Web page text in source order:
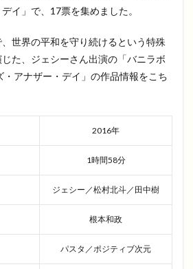
イ」で、17票を集めました。
世界の平和を守り続けるという特殊
た、ジェシーさん出演の「バニラボ
・アナザー・デイ」の作品情報をこち
2016年
1時間58分
ジェシー／松村北斗／田中樹
根本和政
パスタ／ポジティブ次元